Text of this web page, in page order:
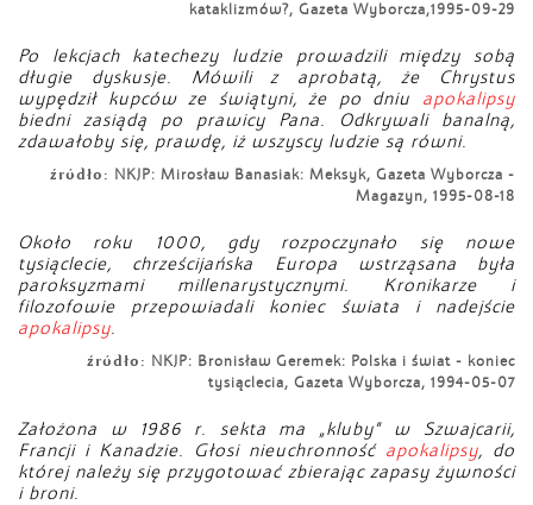
kataklizmów?, Gazeta Wyborcza,1995-09-29
Po lekcjach katechezy ludzie prowadzili między sobą
długie dyskusje. Mówili z aprobatą, że Chrystus
wypędził kupców ze świątyni, że po dniu apokalipsy
biedni zasiądą po prawicy Pana. Odkrywali banalną,
zdawałoby się, prawdę, iż wszyscy ludzie są równi.
źródło: NKJP: Mirosław Banasiak: Meksyk, Gazeta Wyborcza -
Magazyn, 1995-08-18
Około roku 1000, gdy rozpoczynało się nowe
tysiąclecie, chrześcijańska Europa wstrząsana była
paroksyzmami millenarystycznymi. Kronikarze i
filozofowie przepowiadali koniec świata i nadejście
apokalipsy.
źródło: NKJP: Bronisław Geremek: Polska i świat - koniec
tysiąclecia, Gazeta Wyborcza, 1994-05-07
Założona w 1986 r. sekta ma „kluby” w Szwajcarii,
Francji i Kanadzie. Głosi nieuchronność apokalipsy, do
której należy się przygotować zbierając zapasy żywności
i broni.